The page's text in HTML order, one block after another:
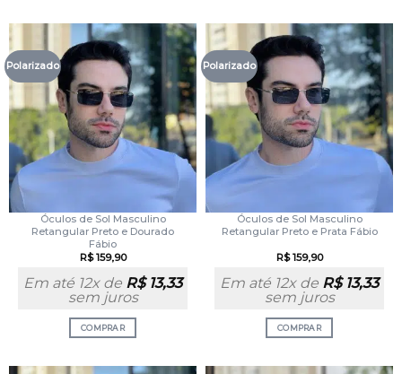
Polarizado
Óculos de Sol Masculino
Retangular Preto e Dourado
Fábio
R$159,90
Em até 12x de R$13,33
sem juros
COMPRAR
Polarizado
Óculos de Sol Masculino
Retangular Preto e Prata Fábio
R$159,90
Em até 12x de R$13,33
sem juros
COMPRAR